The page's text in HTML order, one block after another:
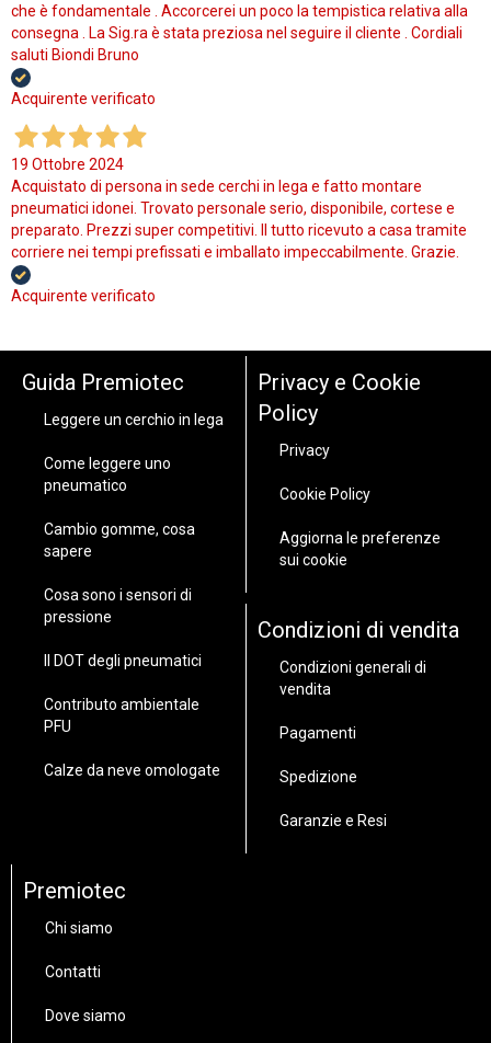
che è fondamentale . Accorcerei un poco la tempistica relativa alla
consegna . La Sig.ra è stata preziosa nel seguire il cliente . Cordiali
saluti Biondi Bruno
Acquirente verificato
19 Ottobre 2024
Acquistato di persona in sede cerchi in lega e fatto montare
pneumatici idonei. Trovato personale serio, disponibile, cortese e
preparato. Prezzi super competitivi. Il tutto ricevuto a casa tramite
corriere nei tempi prefissati e imballato impeccabilmente. Grazie.
Acquirente verificato
Guida Premiotec
Leggere un cerchio in lega
Come leggere uno
pneumatico
Cambio gomme, cosa
sapere
Cosa sono i sensori di
pressione
Il DOT degli pneumatici
Contributo ambientale
PFU
Calze da neve omologate
Privacy e Cookie
Policy
Privacy
Cookie Policy
Aggiorna le preferenze
sui cookie
Condizioni di vendita
Condizioni generali di
vendita
Pagamenti
Spedizione
Garanzie e Resi
Premiotec
Chi siamo
Contatti
Dove siamo